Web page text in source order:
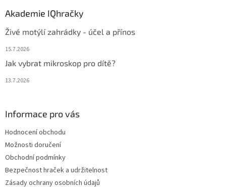
Akademie IQhračky
Živé motýlí zahrádky - účel a přínos
15.7.2026
Jak vybrat mikroskop pro dítě?
13.7.2026
Informace pro vás
Hodnocení obchodu
Možnosti doručení
Obchodní podmínky
Bezpečnost hraček a udržitelnost
Zásady ochrany osobních údajů